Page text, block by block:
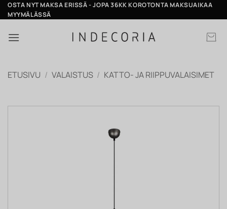
Skip
to
OSTA NYT MAKSA ERISSÄ - JOPA 36KK KOROTONTA MAKSUAIKAA
MYYMÄLÄSSÄ
ETUSIVU / VALAISTUS / KATTO- JA RIIPPUVALAISIMET